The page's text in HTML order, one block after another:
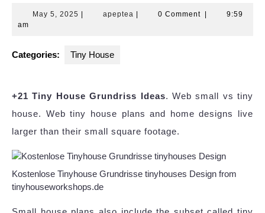
May 5, 2025 May
apeptea apeptea0 Comment
9:59
am
Categories: Tiny House
+21 Tiny House Grundriss Ideas. Web small vs tiny
house. Web tiny house plans and home designs live
larger than their small square footage.
Kostenlose Tinyhouse Grundrisse tinyhouses Design from
tinyhouseworkshops.de